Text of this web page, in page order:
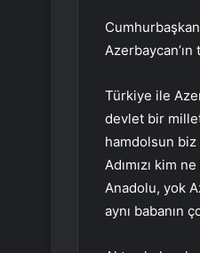
Türkiye ile
devlet bir
hamdolsun
Adımızı kim
Anadolu, yok
aynı babanın